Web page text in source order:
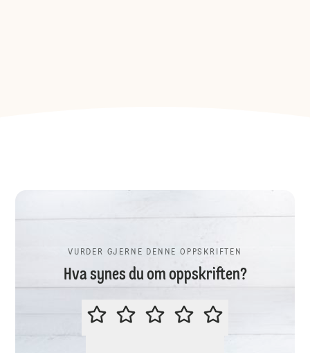
VURDER GJERNE DENNE OPPSKRIFTEN
Hva synes du om oppskriften?
VURDER GJERNE DENNE